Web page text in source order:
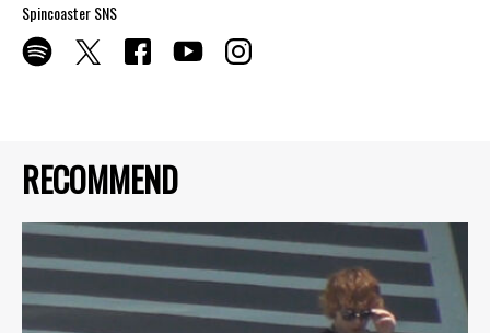
RECOMMEND
Spincoaster SNS